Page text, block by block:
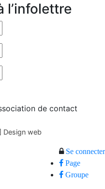
l’infolettre
de contact
Design web
Se connecter
Page
Groupe